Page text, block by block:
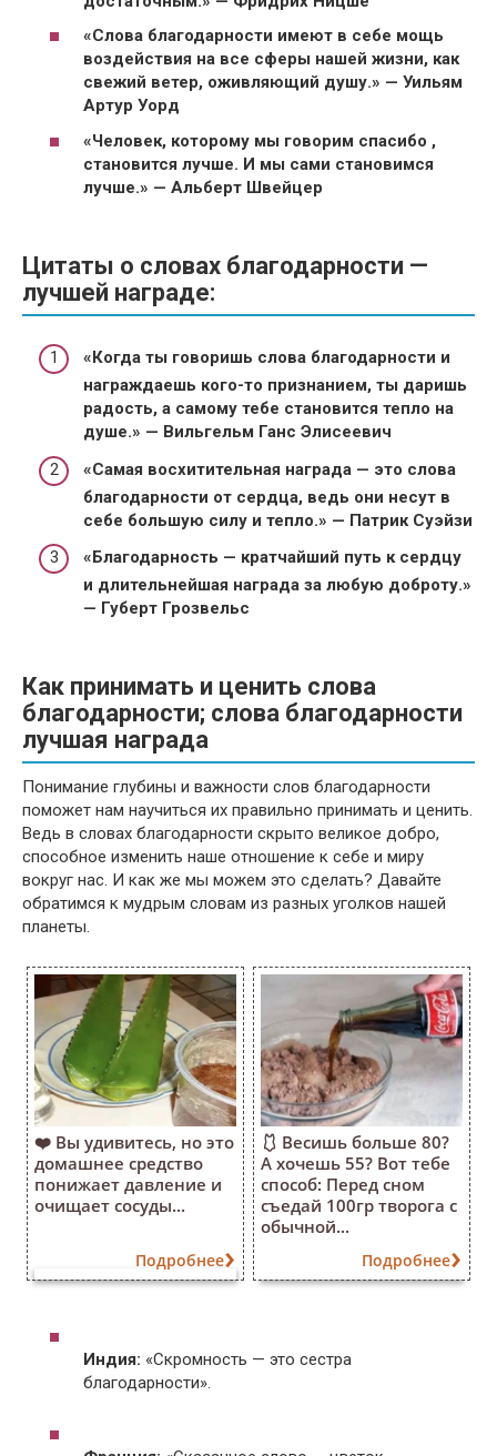
«Слова благодарности имеют в себе мощь
воздействия на все сферы нашей жизни, как
свежий ветер, оживляющий душу.» — Уильям
Артур Уорд
«Человек, которому мы говорим спасибо ,
становится лучше. И мы сами становимся
лучше.» — Альберт Швейцер
Цитаты о словах благодарности —
лучшей награде:
«Когда ты говоришь слова благодарности и
награждаешь кого-то признанием, ты даришь
радость, а самому тебе становится тепло на
душе.» — Вильгельм Ганс Элисеевич
«Самая восхитительная награда — это слова
благодарности от сердца, ведь они несут в
себе большую силу и тепло.» — Патрик Суэйзи
«Благодарность — кратчайший путь к сердцу
и длительнейшая награда за любую доброту.»
— Губерт Грозвельс
Как принимать и ценить слова
благодарности; слова благодарности
лучшая награда
Понимание глубины и важности слов благодарности
поможет нам научиться их правильно принимать и ценить.
Ведь в словах благодарности скрыто великое добро,
способное изменить наше отношение к себе и миру
вокруг нас. И как же мы можем это сделать? Давайте
обратимся к мудрым словам из разных уголков нашей
планеты.
❤️ Вы удивитесь, но это
домашнее средство
понижает давление и
очищает сосуды...
Подробнее
🩱 Весишь больше 80?
А хочешь 55? Вот тебе
способ: Перед сном
съедай 100гр творога с
обычной...
Подробнее
Индия: «Скромность — это сестра
благодарности».